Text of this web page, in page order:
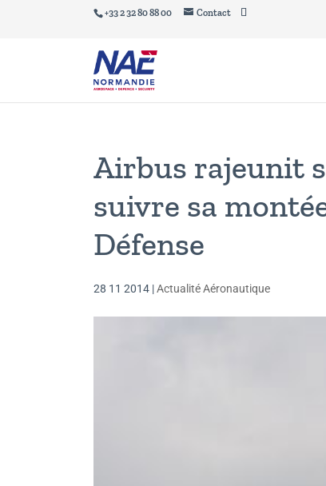
+33 2 32 80 88 00 Contact
Airbus rajeunit
suivre sa
Défense
28 11 2014 |Actualité Aéronautique